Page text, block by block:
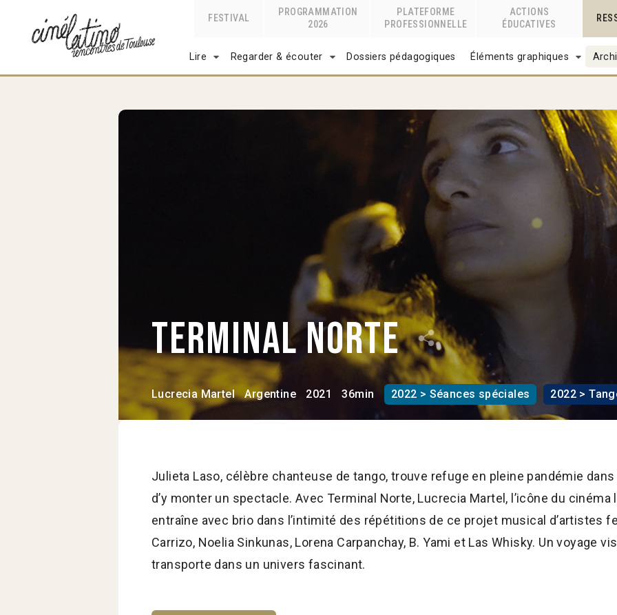
FESTIVAL
PROGRAMMATION
2026
PLATEFORME
PROFESSIONNELLE
ACTIONS
ÉDUCATIVES
Lire Regarder & écouter Dossiers pédagogiques Éléments graphiques
Terminal Norte
Lucrecia Martel Argentine 2021 36min 2022 > Séances spéciales 2022 >
Julieta Laso, célèbre chanteuse de tango, trouve refuge en pleine pandémie dans
d’y monter un spectacle. Avec Terminal Norte, Lucrecia Martel, l’icône du
entraîne avec brio dans l’intimité des répétitions de ce projet musical d’artistes
Carrizo, Noelia Sinkunas, Lorena Carpanchay, B. Yami et Las Whisky. Un voyage
transporte dans un univers fascinant.